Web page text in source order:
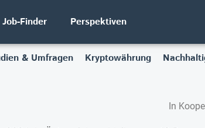
Job-Finder Perspektiven
& Umfragen Kryptowährung
In